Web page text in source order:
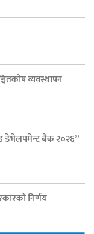
व्यवस्थापन
डेभेलपमेन्ट बैंक २०२६”
निर्णय